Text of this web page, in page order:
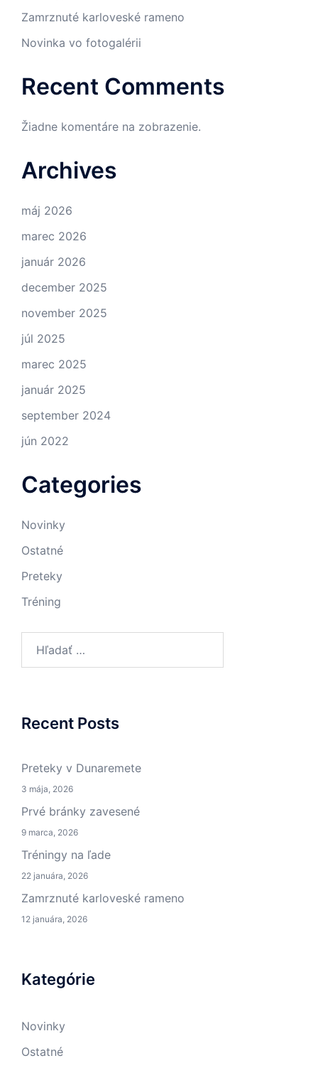
Zamrznuté karloveské rameno
Novinka vo fotogalérii
Recent Comments
Žiadne komentáre na zobrazenie.
Archives
máj 2026
marec 2026
január 2026
december 2025
november 2025
júl 2025
marec 2025
január 2025
september 2024
jún 2022
Categories
Novinky
Ostatné
Preteky
Tréning
Recent Posts
Preteky v Dunaremete
3 mája, 2026
Prvé bránky zavesené
9 marca, 2026
Tréningy na ľade
22 januára, 2026
Zamrznuté karloveské rameno
12 januára, 2026
Kategórie
Novinky
Ostatné